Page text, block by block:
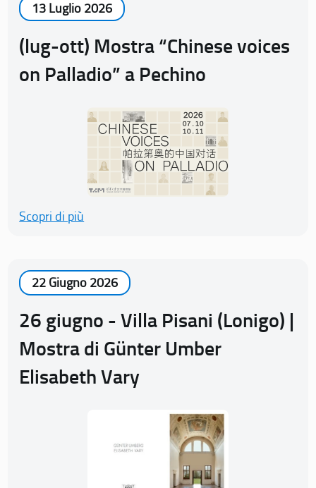
13 Luglio 2026
(lug-ott) Mostra “Chinese voices
on Palladio” a Pechino
Scopri di più
22 Giugno 2026
26 giugno - Villa Pisani (Lonigo) |
Mostra di Günter Umber
Elisabeth Vary